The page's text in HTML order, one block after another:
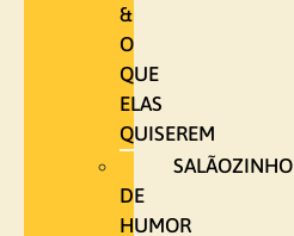
&
O
QUE
ELAS
QUISEREM
SALÃOZINHO
DE
HUMOR